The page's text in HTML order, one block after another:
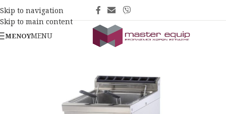
Skip to navigation
Skip to main content
ΜΕΝΟΎMENU